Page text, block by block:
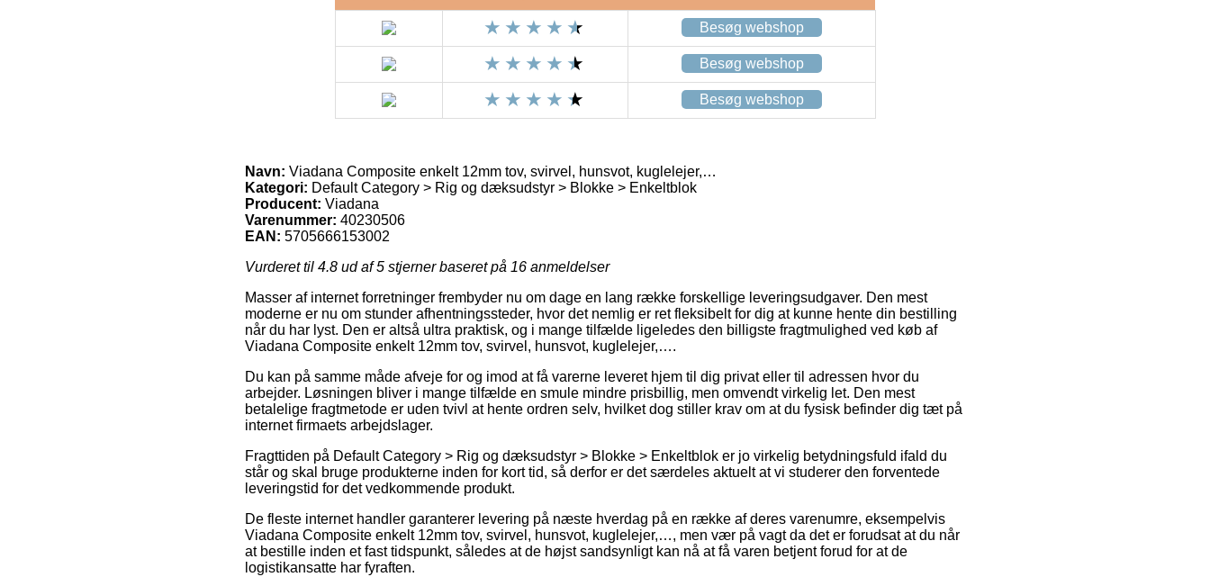
Besøg webshop
Besøg webshop
Besøg webshop
Navn: Viadana Composite enkelt 12mm tov, svirvel, hunsvot, kuglelejer,…
Kategori: Default Category > Rig og dæksudstyr > Blokke > Enkeltblok
Producent: Viadana
Varenummer: 40230506
EAN: 5705666153002
Vurderet til 4.8 ud af 5 stjerner baseret på 16 anmeldelser
Masser af internet forretninger frembyder nu om dage en lang række forskellige leveringsudgaver. Den mest
moderne er nu om stunder afhentningssteder, hvor det nemlig er ret fleksibelt for dig at kunne hente din bestilling
når du har lyst. Den er altså ultra praktisk, og i mange tilfælde ligeledes den billigste fragtmulighed ved køb af
Viadana Composite enkelt 12mm tov, svirvel, hunsvot, kuglelejer,….
Du kan på samme måde afveje for og imod at få varerne leveret hjem til dig privat eller til adressen hvor du
arbejder. Løsningen bliver i mange tilfælde en smule mindre prisbillig, men omvendt virkelig let. Den mest
betalelige fragtmetode er uden tvivl at hente ordren selv, hvilket dog stiller krav om at du fysisk befinder dig tæt på
internet firmaets arbejdslager.
Fragttiden på Default Category > Rig og dæksudstyr > Blokke > Enkeltblok er jo virkelig betydningsfuld ifald du
står og skal bruge produkterne inden for kort tid, så derfor er det særdeles aktuelt at vi studerer den forventede
leveringstid for det vedkommende produkt.
De fleste internet handler garanterer levering på næste hverdag på en række af deres varenumre, eksempelvis
Viadana Composite enkelt 12mm tov, svirvel, hunsvot, kuglelejer,…, men vær på vagt da det er forudsat at du når
at bestille inden et fast tidspunkt, således at de højst sandsynligt kan nå at få varen betjent forud for at de
logistikansatte har fyraften.